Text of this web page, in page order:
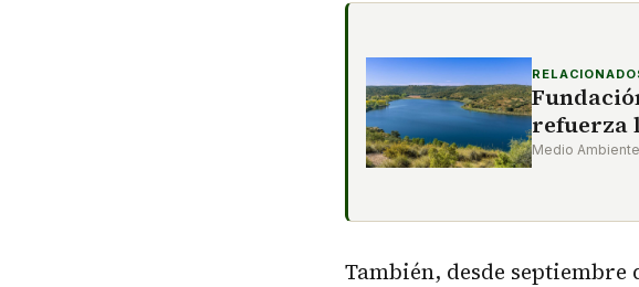
refuerza
Medio Ambiente
También, desde septiembre